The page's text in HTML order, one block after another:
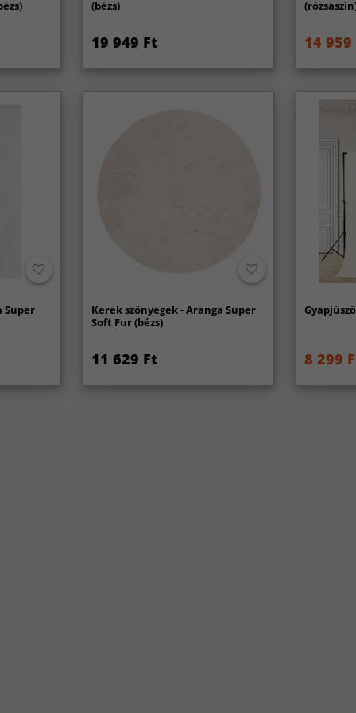
(bézs)
19 949 Ft 14 959
Super
Kerek szőnyegek - Aranga Super
Soft Fur (bézs)
11 629 Ft 8 299